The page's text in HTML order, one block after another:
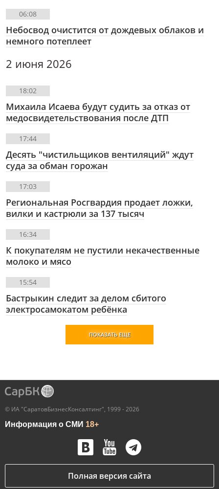
06:08
Небосвод очистится от дождевых облаков и
немного потеплеет
2 июня 2026
18:02
Михаила Исаева будут судить за отказ от
медосвидетельствования после ДТП
17:44
Десять "чистильщиков вентиляций" ждут
суда за обман горожан
17:03
Региональная Росгвардия продает ложки,
вилки и кастрюли за 137 тысяч
16:34
К покупателям не пустили некачественные
молоко и мясо
15:54
Бастрыкин следит за делом сбитого
электросамокатом ребёнка
ПОКАЗАТЬ ЕЩЕ
© ИА "СаратовБизнесКонсалтинг", 1999 - 2026
Информация о СМИ 18+
Полная версия сайта